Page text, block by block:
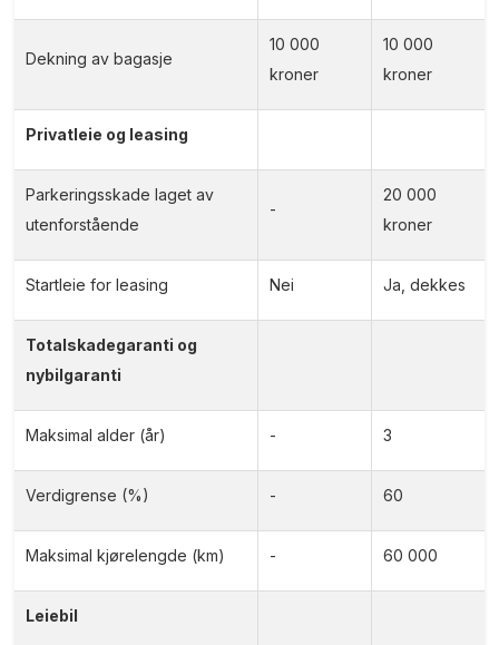
Dekning av bagasje
10 000
kroner
10 000
kroner
Privatleie og leasing
Parkeringsskade laget av
utenforstående
-
20 000
kroner
Startleie for leasing Nei Ja, dekkes
Totalskadegaranti og
nybilgaranti
Maksimal alder (år) - 3
Verdigrense (%) - 60
Maksimal kjørelengde (km) - 60 000
Leiebil